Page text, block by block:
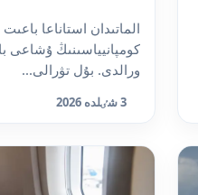
كومپانيياسىنىڭ ۇشاعى
ورالدى. بۇل تۋرالى...
3 شٸلدە 2026